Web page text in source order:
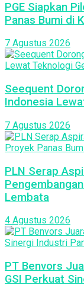
PGE Siapkan
Panas Bumi di
7 Agustus 2026
Seequent
Indonesia
7 Agustus 2026
PLN Serap
Lembata
4 Agustus 2026
PT Benvors
GSI Perkuat